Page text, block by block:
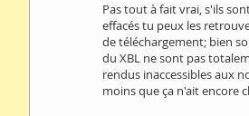
Pas tout à fait vrai, s'ils
effacés tu peux les
de téléchargement; bien
du XBL ne sont pas
rendus inaccessibles aux
moins que ça n'ait encore